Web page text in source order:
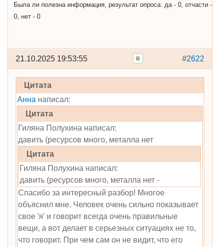
Была ли полезна информация, результат опроса: да - 0, отчасти -
0, нет - 0
#2622
21.10.2025 19:53:55
Цитата
Анна написал:
Цитата
Гиляна Полухина написал:
давить (ресурсов много, металла нет
Цитата
Гиляна Полухина написал:
давить (ресурсов много, металла нет -
Спасибо за интересный разбор! Многое
объяснил мне. Человек очень сильно показывает
свое 'я' и говорит всегда очень правильные
вещи, а вот делает в серьезных ситуациях не то,
что говорит. При чем сам он не видит, что его